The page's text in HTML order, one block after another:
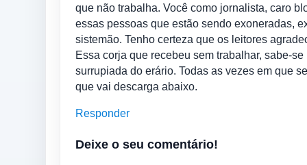
que não trabalha. Você como jornalista, caro
essas pessoas que estão sendo exoneradas,
sistemão. Tenho certeza que os leitores
Essa corja que recebeu sem trabalhar, sabe-
surrupiada do erário. Todas as vezes em que
que vai descarga abaixo.
Responder
Deixe o seu comentário!